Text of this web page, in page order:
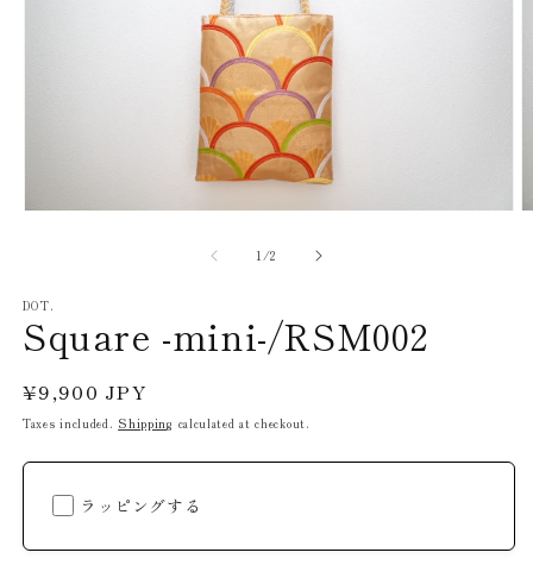
1/of2
DOT.
Square -mini-/RSM002
Regular
price
¥9,900 JPY
Taxes included. Shipping calculated at checkout.
ラッピングする